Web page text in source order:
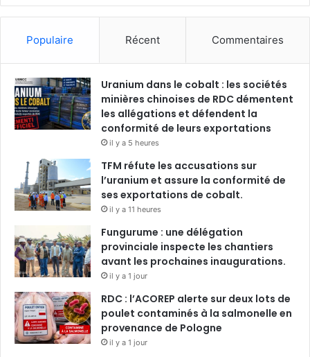
Populaire Récent Commentaires
Uranium dans le cobalt : les sociétés
minières chinoises de RDC démentent
les allégations et défendent la
conformité de leurs exportations
il y a 5 heures
TFM réfute les accusations sur
l’uranium et assure la conformité de
ses exportations de cobalt.
il y a 11 heures
Fungurume : une délégation
provinciale inspecte les chantiers
avant les prochaines inaugurations.
il y a 1 jour
RDC : l’ACOREP alerte sur deux lots de
poulet contaminés à la salmonelle en
provenance de Pologne
il y a 1 jour